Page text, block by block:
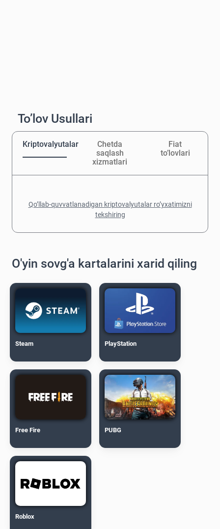
To’lov Usullari
Kriptovalyutalar
Chetda
saqlash
xizmatlari
Fiat
to’lovlari
Qo’llab-quvvatlanadigan kriptovalyutalar ro’yxatimizni
tekshiring
O'yin sovg'a kartalarini xarid qiling
Steam PlayStation
Free Fire PUBG
Roblox